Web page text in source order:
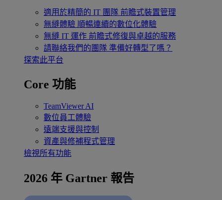
適用於精簡的 IT 團隊 前瞻式裝置管理
無縫體驗 順暢連續的數位化體驗
無縫 IT 運作 前瞻式修復與卓越的服務
請聯絡我們的團隊 準備好轉型了嗎？
探索此平台
Core 功能
TeamViewer AI
數位員工體驗
遠端支援與控制
資產與修補程式管理
檢視所有功能
2026 年 Gartner 報告